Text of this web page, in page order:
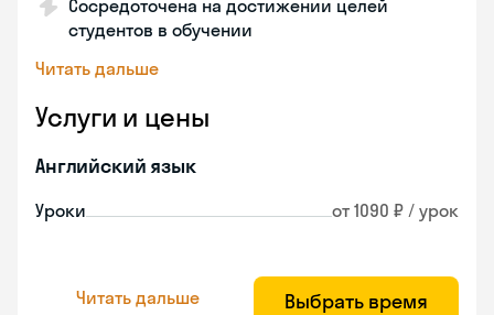
Сосредоточена на достижении целей
студентов в обучении
Читать дальше
Услуги и цены
Английский язык
Уроки от 1090 ₽ / урок
Читать дальше Выбрать время